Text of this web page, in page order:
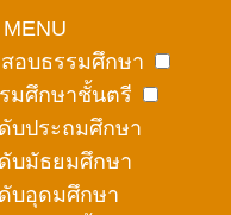
MENU
อบธรรมศึกษา
มศึกษาชั้นตรี
บประถมศึกษา
บมัธยมศึกษา
บอุดมศึกษา